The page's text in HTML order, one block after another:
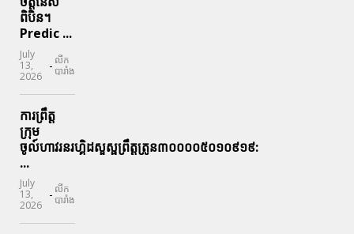
ពិបិន។
Predic ...
July
13,
2026
- លីក
បារាំង
ការព្រឹត្ត
ក្រុម
ចូល៍ហាវរនរហ្គិដសួស្ផព្រឹត្តត្រូន៣០០០០៥០១០៩១៩:
...
July
13,
2026
- លីក
បារាំង